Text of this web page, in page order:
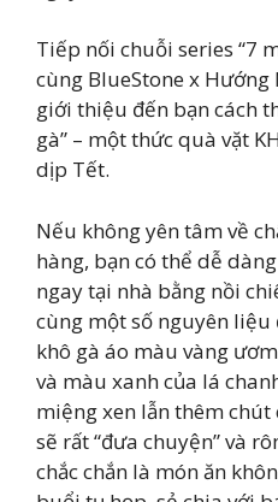
Tiếp nối chuỗi series “7
cùng BlueStone x
giới thiệu đến bạn cách
gà” – một thức quà vặt
dịp Tết.
Nếu không yên tâm về
hàng, bạn có thể dễ
ngay tại nhà bằng nồi
cùng một số nguyên liệu
khô gà áo màu vàng
và màu xanh của lá
miệng xen lẫn thêm
sẽ rất “đưa chuyện” và
chắc chắn là món ăn